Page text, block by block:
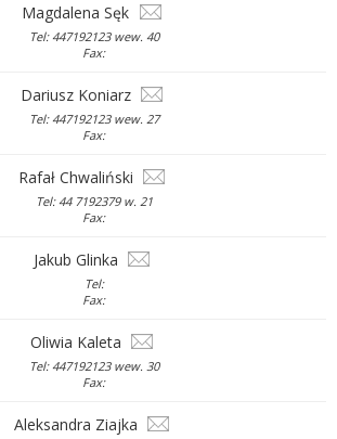
Magdalena Sęk
Tel: 447192123 wew. 40
Fax:
Dariusz Koniarz
Tel: 447192123 wew. 27
Fax:
Rafał Chwaliński
Tel: 44 7192379 w. 21
Fax:
Jakub Glinka
Tel:
Fax:
Oliwia Kaleta
Tel: 447192123 wew. 30
Fax:
Aleksandra Ziajka